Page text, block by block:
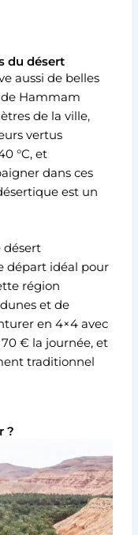
du désert
aussi de belles
de Hammam
de la ville,
vertus
°C, et
dans ces
est un
désert
départ idéal pour
région
et de
en 4×4 avec
€ la journée, et
traditionnel
?